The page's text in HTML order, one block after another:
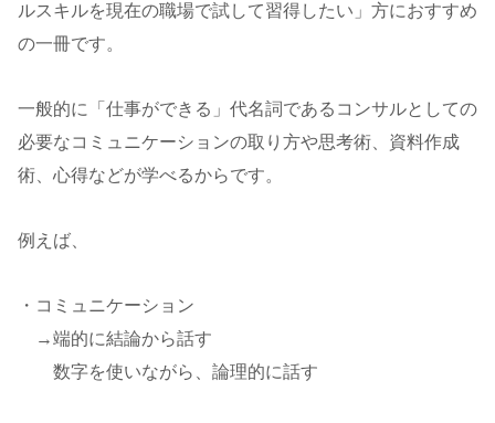
ルスキルを現在の職場で試して習得したい」方におすすめ
の一冊です。
一般的に「仕事ができる」代名詞であるコンサルとしての
必要なコミュニケーションの取り方や思考術、資料作成
術、心得などが学べるからです。
例えば、
・コミュニケーション
→端的に結論から話す
数字を使いながら、論理的に話す